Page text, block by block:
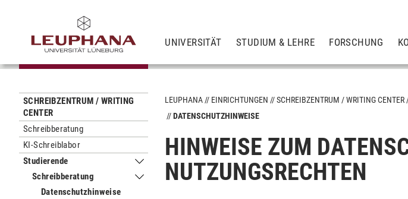
UNIVERSITÄT STUDIUM & LEHRE FORSCHUNG
SCHREIBZENTRUM / WRITING
CENTER
Schreibberatung
KI-Schreiblabor
Studierende
Untermenu Studierende
Schreibberatung
Untermenu Schreibberatung
Datenschutzhinweise
LEUPHANA EINRICHTUNGEN SCHREIBZENTRUM / WRITING CENTER
DATENSCHUTZHINWEISE
HINWEISE ZUM
NUTZUNGSRECHTEN